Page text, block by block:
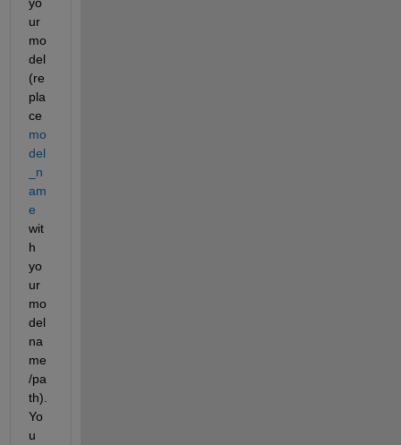
ur
mo
del
(re
pla
ce
mo
del
_n
am
e
wit
h
yo
ur
mo
del
na
me
/pa
th).
Yo
u